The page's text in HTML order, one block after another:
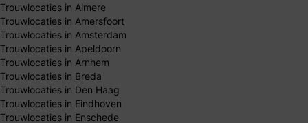
Trouwlocaties in Almere
Trouwlocaties in Amersfoort
Trouwlocaties in Amsterdam
Trouwlocaties in Apeldoorn
Trouwlocaties in Arnhem
Trouwlocaties in Breda
Trouwlocaties in Den Haag
Trouwlocaties in Eindhoven
Trouwlocaties in Enschede